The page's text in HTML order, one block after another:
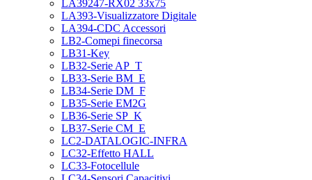
LA39247-RX02 33x75
LA393-Visualizzatore Digitale
LA394-CDC Accessori
LB2-Comepi finecorsa
LB31-Key
LB32-Serie AP_T
LB33-Serie BM_E
LB34-Serie DM_F
LB35-Serie EM2G
LB36-Serie SP_K
LB37-Serie CM_E
LC2-DATALOGIC-INFRA
LC32-Effetto HALL
LC33-Fotocellule